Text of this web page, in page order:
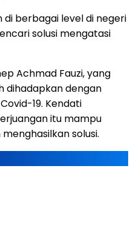
di berbagai level di negeri
solusi mengatasi
Achmad Fauzi, yang
dihadapkan dengan
19. Kendati
itu mampu
solusi.